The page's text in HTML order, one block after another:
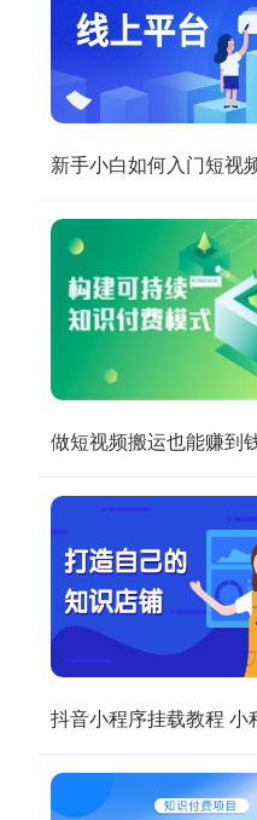
新手小白如何入门短视
做短视频搬运也能赚到
抖音小程序挂载教程